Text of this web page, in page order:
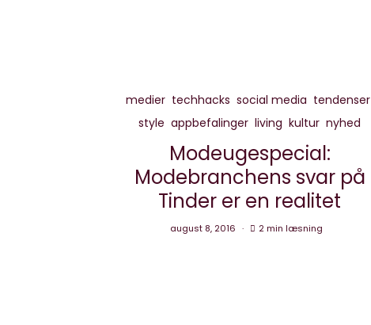
medier techhacks social media tendenser
style appbefalinger living kultur nyhed
Modeugespecial:
Modebranchens svar på
Tinder er en realitet
august 8, 2016 2 min læsning